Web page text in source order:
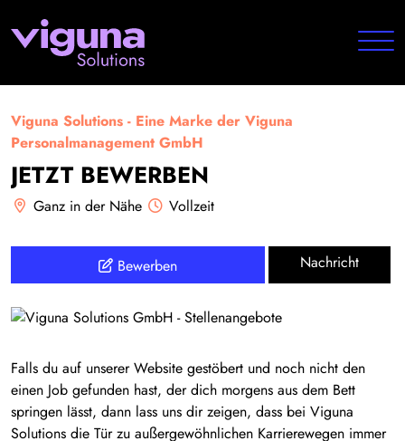
Viguna Solutions - Eine Marke der Viguna
Personalmanagement GmbH
JETZT BEWERBEN
Ganz in der Nähe Vollzeit
Bewerben Nachricht
Falls du auf unserer Website gestöbert und noch nicht den
einen Job gefunden hast, der dich morgens aus dem Bett
springen lässt, dann lass uns dir zeigen, dass bei Viguna
Solutions die Tür zu außergewöhnlichen Karrierewegen immer